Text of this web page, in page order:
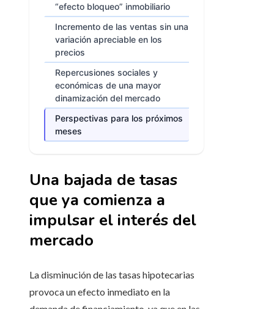
“efecto bloqueo” inmobiliario
Incremento de las ventas sin una
variación apreciable en los
precios
Repercusiones sociales y
económicas de una mayor
dinamización del mercado
Perspectivas para los próximos
meses
Una bajada de tasas
que ya comienza a
impulsar el interés del
mercado
La disminución de las tasas hipotecarias
provoca un efecto inmediato en la